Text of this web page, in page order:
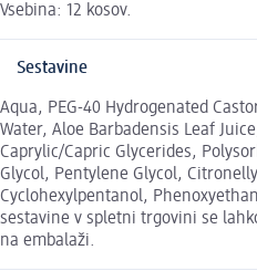
Vsebina: 12 kosov.
Sestavine
Aqua, PEG-40 Hydrogenated
Water, Aloe Barbadensis Leaf
Caprylic/Capric Glycerides,
Glycol, Pentylene Glycol,
Cyclohexylpentanol,
sestavine v spletni trgovini se
na embalaži.